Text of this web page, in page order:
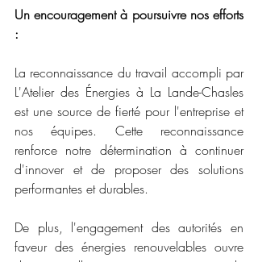
Un encouragement à poursuivre nos efforts
:
La reconnaissance du travail accompli par
L'Atelier des Énergies à La Lande-Chasles
est une source de fierté pour l'entreprise et
nos équipes. Cette reconnaissance
renforce notre détermination à continuer
d'innover et de proposer des solutions
performantes et durables.
De plus, l'engagement des autorités en
faveur des énergies renouvelables ouvre